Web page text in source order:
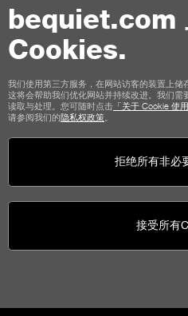
bequiet.com
Cookies.
我们使用第三方服务，在网站访客的装置上储
这将会帮助我们优化网站并持续改进。我们需
读取与处理。您可随时点击 「关于 Cookie 使
请参阅我们的隐私权政策
拒绝所有非必
接受所有
使用条款 私权 Cookies
版本
© be quiet! 2026 版权所有